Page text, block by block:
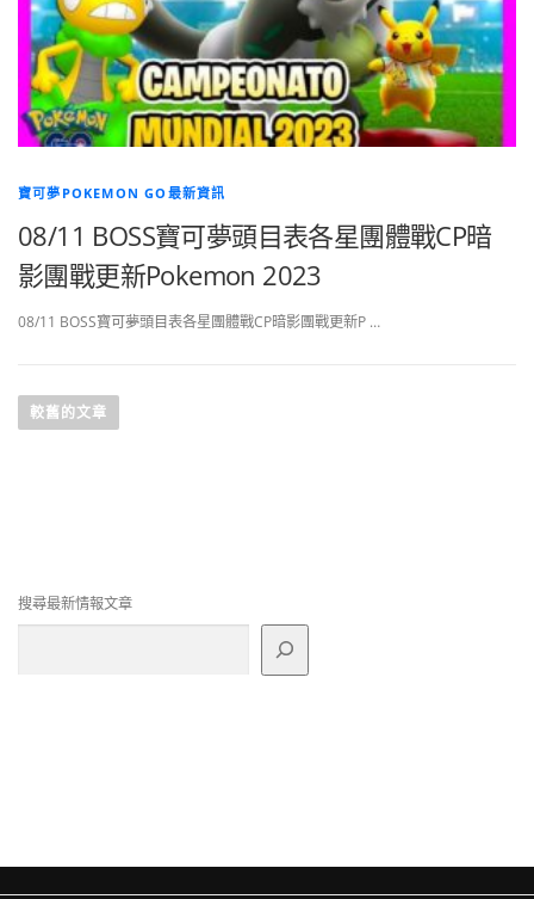
寶可夢POKEMON GO最新資訊
08/11 BOSS寶可夢頭目表各星團體戰CP暗
影團戰更新Pokemon 2023
08/11 BOSS寶可夢頭目表各星團體戰CP暗影團戰更新P …
章
較舊的文章
搜尋最新情報文章